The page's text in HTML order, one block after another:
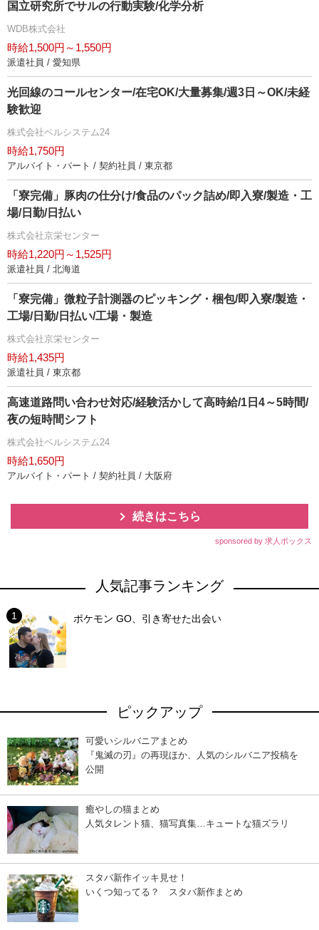
国立研究所でサルの行動実験/化学分析
WDB株式会社
時給1,500円～1,550円
派遣社員 / 愛知県
光回線のコールセンター/在宅OK/大量募集/週3日～OK/未経
験歓迎
株式会社ベルシステム24
時給1,750円
アルバイト・パート / 契約社員 / 東京都
「寮完備」豚肉の仕分け/食品のパック詰め/即入寮/製造・工
場/日勤/日払い
株式会社京栄センター
時給1,220円～1,525円
派遣社員 / 北海道
「寮完備」微粒子計測器のピッキング・梱包/即入寮/製造・
工場/日勤/日払い/工場・製造
株式会社京栄センター
時給1,435円
派遣社員 / 東京都
高速道路問い合わせ対応/経験活かして高時給/1日4～5時間/
夜の短時間シフト
株式会社ベルシステム24
時給1,650円
アルバイト・パート / 契約社員 / 大阪府
続きはこちら
sponsored by 求人ボックス
人気記事ランキング
ポケモン GO、引き寄せた出会い
ピックアップ
可愛いシルバニアまとめ
『鬼滅の刃』の再現ほか、人気のシルバニア投稿を
公開
癒やしの猫まとめ
人気タレント猫、猫写真集…キュートな猫ズラリ
スタバ新作イッキ見せ！
いくつ知ってる？ スタバ新作まとめ